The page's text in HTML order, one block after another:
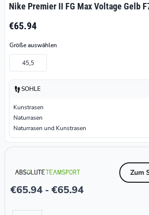
Nike Premier II FG Max Voltage Gelb
€65.94
Größe auswählen
45,5
SOHLE
Kunstrasen
Naturrasen
Naturrasen und Kunstrasen
€65.94 - €65.94
Zum